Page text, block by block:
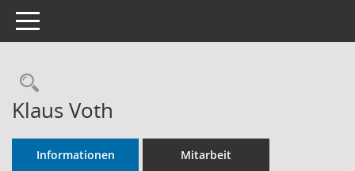
Toggle navigation
Rechercheauswahl
Klaus Voth
Informationen Mitarbeit